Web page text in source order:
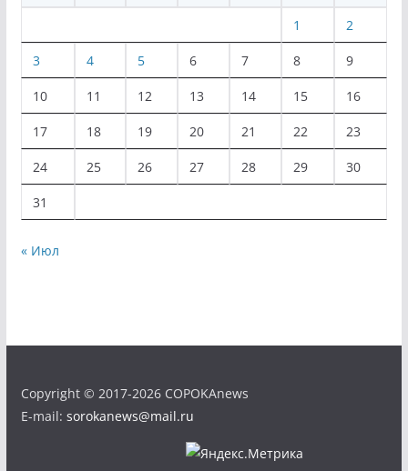
1 2
3 4 5 6 7 8 9
10 11 12 13 14 15 16
17 18 19 20 21 22 23
24 25 26 27 28 29 30
31
« Июл
Copyright © 2017-2026 COPOKAnews
E-mail: sorokanews@mail.ru